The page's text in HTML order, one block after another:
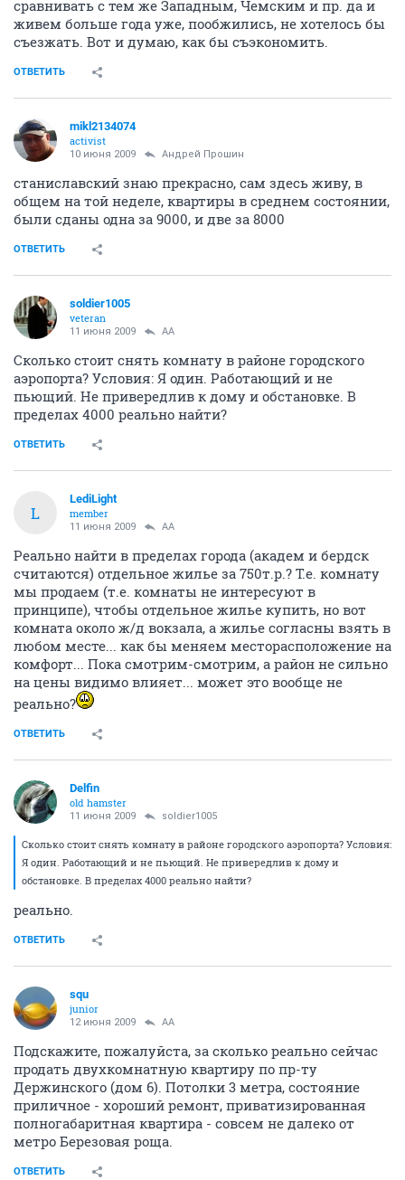
сравнивать с тем же Западным, Чемским и пр. да и
живем больше года уже, пообжились, не хотелось бы
съезжать. Вот и думаю, как бы съэкономить.
ОТВЕТИТЬ
mikl2134074
activist
10 июня 2009 Андрей Прошин
станиславский знаю прекрасно, сам здесь живу, в
общем на той неделе, квартиры в среднем состоянии,
были сданы одна за 9000, и две за 8000
ОТВЕТИТЬ
soldier1005
veteran
11 июня 2009 AA
Сколько стоит снять комнату в районе городского
аэропорта? Условия: Я один. Работающий и не
пьющий. Не привередлив к дому и обстановке. В
пределах 4000 реально найти?
ОТВЕТИТЬ
L
LediLight
member
11 июня 2009 AA
Реально найти в пределах города (академ и бердск
считаются) отдельное жилье за 750т.р.? Т.е. комнату
мы продаем (т.е. комнаты не интересуют в
принципе), чтобы отдельное жилье купить, но вот
комната около ж/д вокзала, а жилье согласны взять в
любом месте... как бы меняем месторасположение на
комфорт... Пока смотрим-смотрим, а район не сильно
на цены видимо влияет... может это вообще не
реально?
ОТВЕТИТЬ
Delfin
old hamster
11 июня 2009 soldier1005
Сколько стоит снять комнату в районе городского аэропорта? Условия:
Я один. Работающий и не пьющий. Не привередлив к дому и
обстановке. В пределах 4000 реально найти?
реально.
ОТВЕТИТЬ
squ
junior
12 июня 2009 AA
Подскажите, пожалуйста, за сколько реально сейчас
продать двухкомнатную квартиру по пр-ту
Держинского (дом 6). Потолки 3 метра, состояние
приличное - хороший ремонт, приватизированная
полногабаритная квартира - совсем не далеко от
метро Березовая роща.
ОТВЕТИТЬ